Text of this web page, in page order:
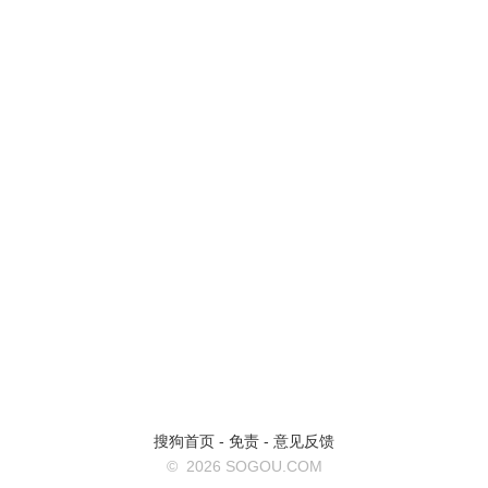
搜狗首页 - 免责 - 意见反馈
© 2026 SOGOU.COM